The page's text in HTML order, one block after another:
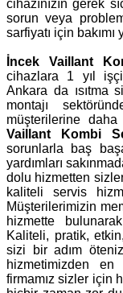
cihazınızın gerek
sorun veya
sarfiyatı için bakımı
İncek Vaillant
cihazlara 1 yıl
Ankara da ısıtma
montajı
müşterilerine
Vaillant
sorunlarla baş
yardımları
dolu hizmetten
kaliteli servis
Müşterilerimizin
hizmette
Kaliteli, pratik,
sizi bir adım
hizmetimizden
firmamız sizler için